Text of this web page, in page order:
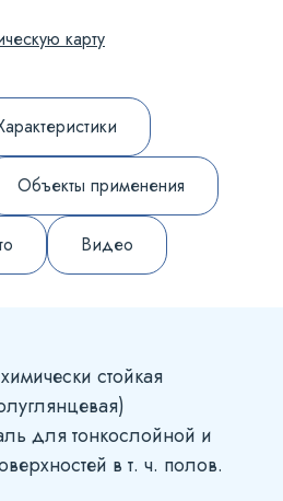
карту
Объекты применения
Видео
стойкая
для тонкослойной и
в т. ч. полов.